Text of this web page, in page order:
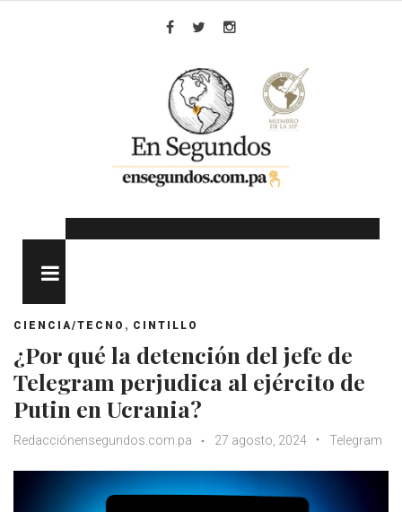
CIENCIA/TECNO , CINTILLO
¿Por qué la detención del jefe de
Telegram perjudica al ejército de
Putin en Ucrania?
Redacciónensegundos.com.pa 27 agosto, 2024 Telegram